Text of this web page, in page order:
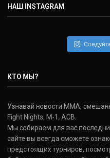
НАШ INSTAGRAM
КТО МЫ?
Узнавай новости ММА,
Fight Nights, M-1, ACB.
Мы собираем для вас
сайте вы всегда сможете
предстоящих турниров,